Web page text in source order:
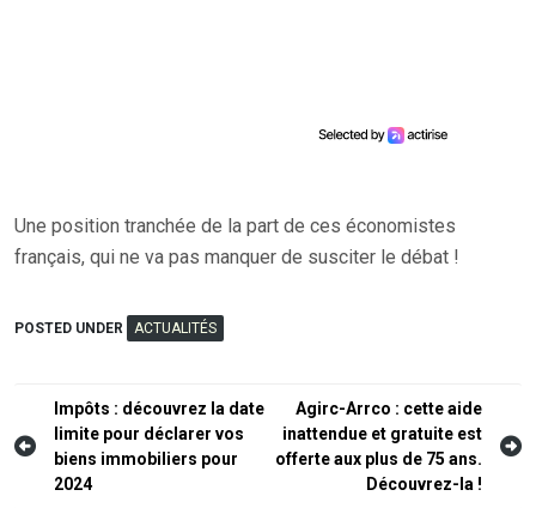
Une position tranchée de la part de ces économistes
français, qui ne va pas manquer de susciter le débat !
POSTED UNDER ACTUALITÉS
Navigation
de
l’article
Impôts : découvrez la date
limite pour déclarer vos
biens immobiliers pour
2024
Agirc-Arrco : cette aide
inattendue et gratuite est
offerte aux plus de 75 ans.
Découvrez-la !